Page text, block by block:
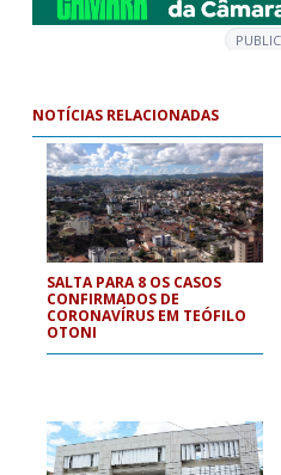
NOTÍCIAS RELACIONADAS
SALTA PARA 8 OS CASOS
CONFIRMADOS DE
CORONAVÍRUS EM TEÓFILO
OTONI